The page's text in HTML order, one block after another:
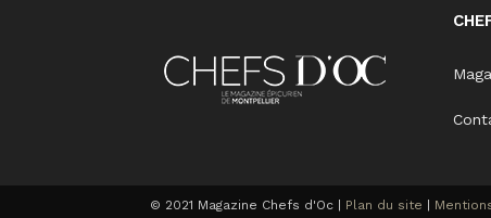
© 2021 Magazine Chefs d'Oc | Plan du site